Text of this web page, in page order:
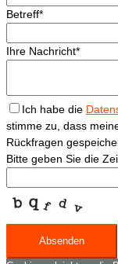
Betreff*
Ihre Nachricht*
Ich habe die
stimme zu, dass
Rückfragen
Bitte geben Sie die
Absenden